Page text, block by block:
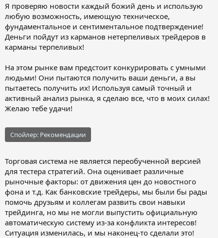
Я проверяю новости каждый божий день и использую
любую возможность, имеющую техническое,
фундаментальное и сентиментальное подтверждение!
Деньги пойдут из карманов нетерпеливых трейдеров в
карманы терпеливых!
На этом рынке вам предстоит конкурировать с умными
людьми! Они пытаются получить ваши деньги, а вы
пытаетесь получить их! Используя самый точный и
активный анализ рынка, я сделаю все, что в моих силах!
Желаю тебе удачи!
Спойлер: Рекомендации
Торговая система не является переобученной версией
для тестера стратегий. Она оценивает различные
рыночные факторы: от движения цен до новостного
фона и т.д. Как банковские трейдеры, мы были бы рады
помочь друзьям и коллегам развить свои навыки
трейдинга, но мы не могли выпустить официальную
автоматическую систему из-за конфликта интересов!
Ситуация изменилась, и мы наконец-то сделали это!